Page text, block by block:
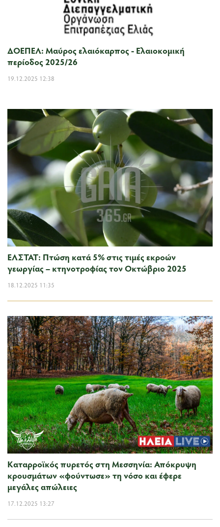
ΔΟΕΠΕΛ: Μαύρος ελαιόκαρπος - Ελαιοκομική
περίοδος 2025/26
19.12.2025 12:38
ΕΛΣΤΑΤ: Πτώση κατά 5% στις τιμές εκροών
γεωργίας – κτηνοτροφίας τον Οκτώβριο 2025
18.12.2025 11:35
Καταρροϊκός πυρετός στη Μεσσηνία: Απόκρυψη
κρουσμάτων «φούντωσε» τη νόσο και έφερε
μεγάλες απώλειες
17.12.2025 13:27